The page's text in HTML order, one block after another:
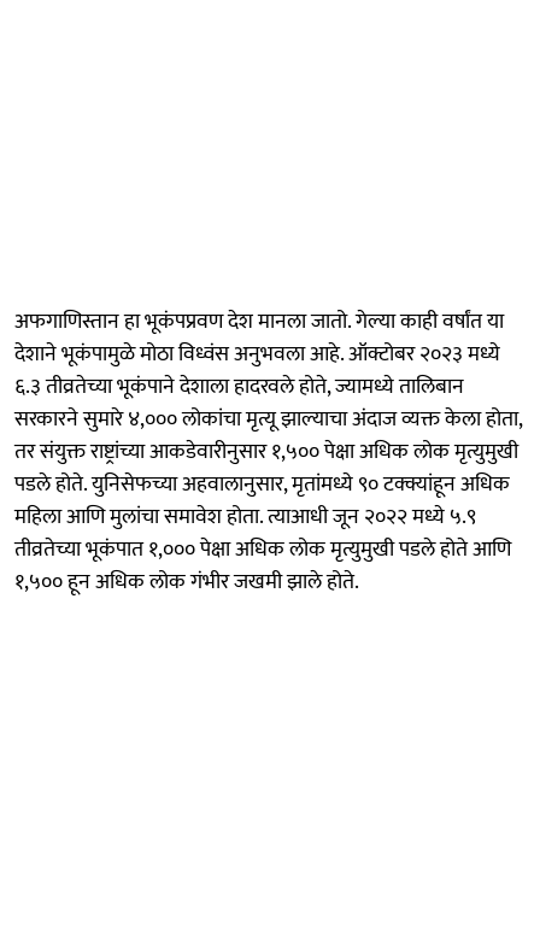
अफगाणिस्तान हा भूकंपप्रवण देश मानला जातो. गेल्या काही वर्षांत या
देशाने भूकंपामुळे मोठा विध्वंस अनुभवला आहे. ऑक्टोबर २०२३ मध्ये
६.३ तीव्रतेच्या भूकंपाने देशाला हादरवले होते, ज्यामध्ये तालिबान
सरकारने सुमारे ४,००० लोकांचा मृत्यू झाल्याचा अंदाज व्यक्त केला होता,
तर संयुक्त राष्ट्रांच्या आकडेवारीनुसार १,५०० पेक्षा अधिक लोक मृत्युमुखी
पडले होते. युनिसेफच्या अहवालानुसार, मृतांमध्ये ९० टक्क्यांहून अधिक
महिला आणि मुलांचा समावेश होता. त्याआधी जून २०२२ मध्ये ५.९
तीव्रतेच्या भूकंपात १,००० पेक्षा अधिक लोक मृत्युमुखी पडले होते आणि
१,५०० हून अधिक लोक गंभीर जखमी झाले होते.